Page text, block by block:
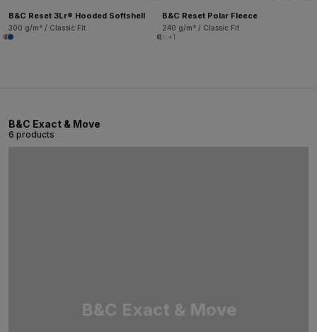
B&C Reset 3Lr® Hooded Softshell
300 g/m² / Classic Fit
B&C Reset Polar Fleece
240 g/m² / Classic Fit
+1
B&C Exact & Move
6 products
B&C Exact & Move